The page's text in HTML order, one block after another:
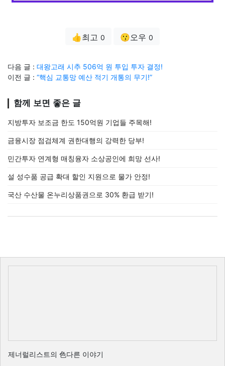
👍최고 0 😗오우 0
다음 글 : 대왕고래 시추 506억 원 투입 투자 결정!
이전 글 : “핵심 교통망 예산 적기 개통의 무기!”
함께 보면 좋은 글
지방투자 보조금 한도 150억원 기업들 주목해!
금융시장 점검체계 권한대행의 강력한 당부!
민간투자 연계형 매칭융자 소상공인에 희망 선사!
설 성수품 공급 확대 할인 지원으로 물가 안정!
국산 수산물 온누리상품권으로 30% 환급 받기!
제너럴리스트의 色다른 이야기